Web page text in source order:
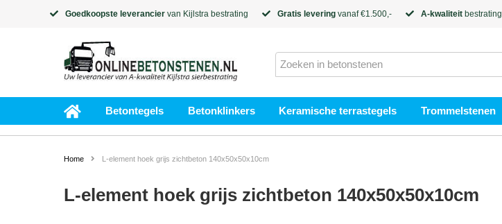
Goedkoopste leverancier van Kijlstra bestrating Gratis levering vanaf €1.500,- A-kwaliteit bestrating
Betontegels Betonklinkers Keramische terrastegels Trommelstenen
Home L-element hoek grijs zichtbeton 140x50x50x10cm
L-element hoek grijs zichtbeton 140x50x50x10cm